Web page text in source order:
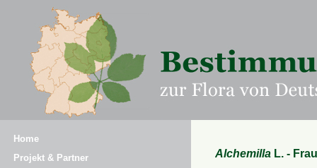
Home
Projekt & Partner
Alchemilla L. -